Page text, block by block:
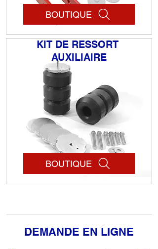
BOUTIQUE
KIT DE RESSORT
AUXILIAIRE
BOUTIQUE
DEMANDE EN LIGNE